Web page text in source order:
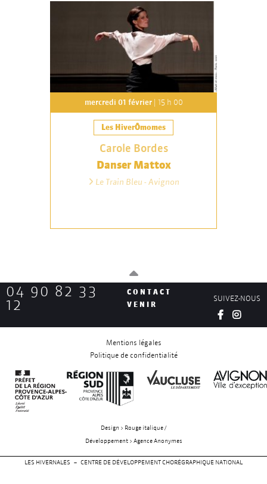
mercredi 01 février| 15 h 00
Les HiverÔmomes
Carole Bordes
Danser Mattox
Le Train Bleu - Avignon
04 90 82 33
12
CONTACT
VENIR
SUIVEZ-NOUS
Mentions légales
Politique de confidentialité
Design > Rouge italique /
Développement > Agence Anonymes
LES HIVERNALES – CENTRE DE DÉVELOPPEMENT CHORÉGRAPHIQUE NATIONAL